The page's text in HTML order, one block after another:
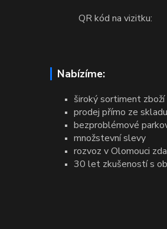
QR kód na vizitku:
Nabízíme:
široký sortiment zboží
prodej přímo ze skladu
bezproblémové
množstevní slevy
rozvoz v Olomouci
30 let zkušeností s